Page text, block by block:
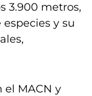
3.900 metros,
y su
el MACN y